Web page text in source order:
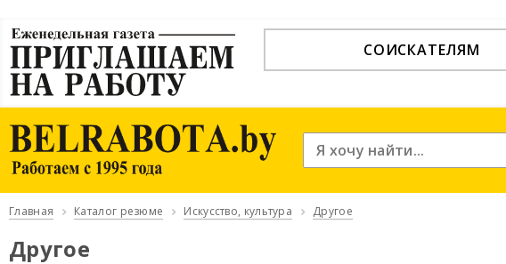
СОИСКАТЕЛЯМ
Главная Каталог резюме Искусство, культура Другое
Другое